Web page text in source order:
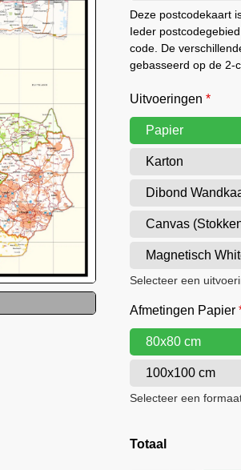
Deze postcodekaart
Ieder
code. De
gebasseerd op de 2-
Uitvoeringen *
Papier
Karton
Dibond
Canvas
Magnetisch
Selecteer een
Afmetingen Papier
80x80 cm
100x100 cm
Selecteer een
Totaal